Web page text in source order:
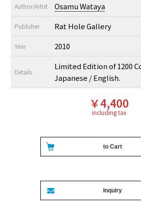
Author/Artist Osamu Wataya
Publisher Rat Hole Gallery
Year 2010
Details
Limited Edition of 1200
Japanese / English.
￥4,400
including tax